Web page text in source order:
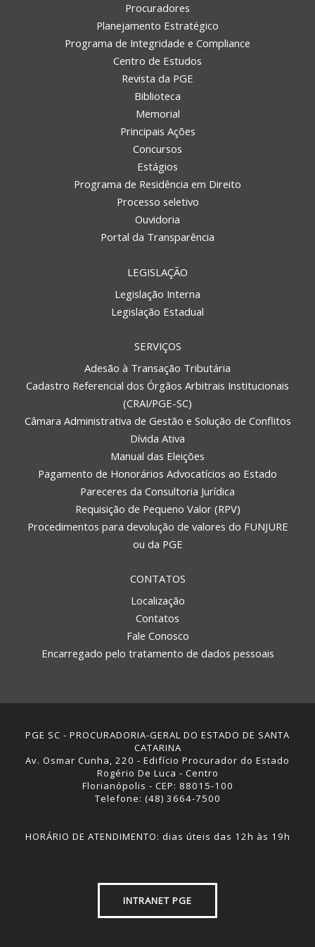
Procuradores
Planejamento Estratégico
Programa de Integridade e Compliance
Centro de Estudos
Revista da PGE
Biblioteca
Memorial
Principais Ações
Concursos
Estágios
Programa de Residência em Direito
Processo seletivo
Ouvidoria
Portal da Transparência
LEGISLAÇÃO
Legislação Interna
Legislação Estadual
SERVIÇOS
Adesão à Transação Tributária
Cadastro Referencial dos Órgãos Arbitrais Institucionais
(CRAI/PGE-SC)
Câmara Administrativa de Gestão e Solução de Conflitos
Dívida Ativa
Manual das Eleições
Pagamento de Honorários Advocatícios ao Estado
Pareceres da Consultoria Jurídica
Requisição de Pequeno Valor (RPV)
Procedimentos para devolução de valores do FUNJURE
ou da PGE
CONTATOS
Localização
Contatos
Fale Conosco
Encarregado pelo tratamento de dados pessoais
PGE SC - PROCURADORIA-GERAL DO ESTADO DE SANTA
CATARINA
Av. Osmar Cunha, 220 - Edifício Procurador do Estado
Rogério De Luca - Centro
Florianópolis - CEP: 88015-100
Telefone: (48) 3664-7500
HORÁRIO DE ATENDIMENTO: dias úteis das 12h às 19h
INTRANET PGE